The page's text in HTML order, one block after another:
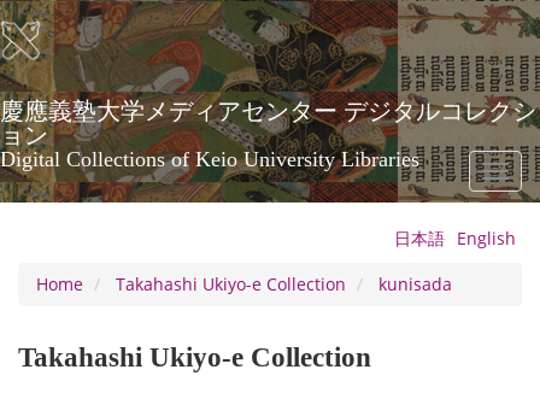
Skip
to
main
content
慶應義塾大学メディアセンター デジタルコレクシ
ョン
Digital Collections of Keio University Libraries
Toggle
日本語 English
Home
Takahashi Ukiyo-e Collection kunisada
Takahashi Ukiyo-e Collection